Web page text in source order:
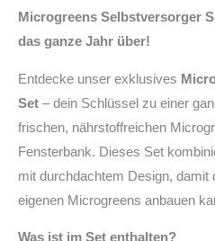
Microgreens Selbstversorger
das ganze Jahr über!
Entdecke unser exklusives
Set – dein Schlüssel zu einer
frischen, nährstoffreichen
Fensterbank. Dieses Set
mit durchdachtem Design, damit
eigenen Microgreens anbauen
Was ist im Set enthalten?